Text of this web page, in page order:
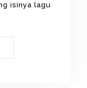
isinya lagu